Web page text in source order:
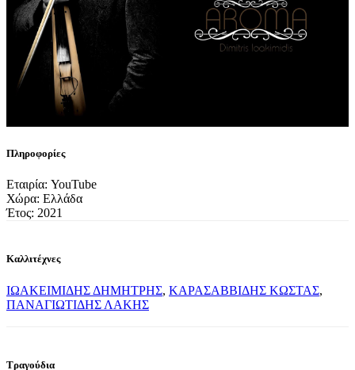
Πληροφορίες
Εταιρία: YouTube
Χώρα: Ελλάδα
Έτος: 2021
Καλλιτέχνες
ΙΩΑΚΕΙΜΙΔΗΣ ΔΗΜΗΤΡΗΣ, ΚΑΡΑΣΑΒΒΙΔΗΣ ΚΩΣΤΑΣ,
ΠΑΝΑΓΙΩΤΙΔΗΣ ΛΑΚΗΣ
Τραγούδια